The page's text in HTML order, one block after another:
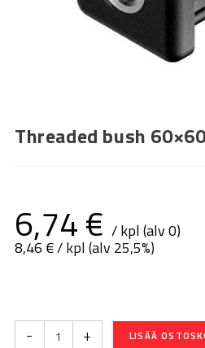
Threaded bush
6,74€ / kpl (alv 0)
8,46 €/ kpl (alv 25,5%)
- + LISÄÄ